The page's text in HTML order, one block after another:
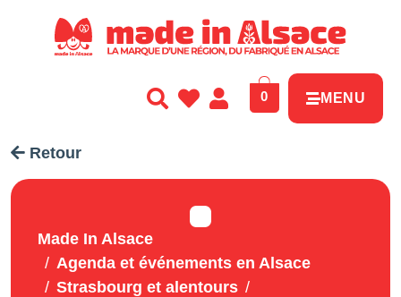
0 MENU
Retour
Made In Alsace
Agenda et événements en Alsace
Strasbourg et alentours